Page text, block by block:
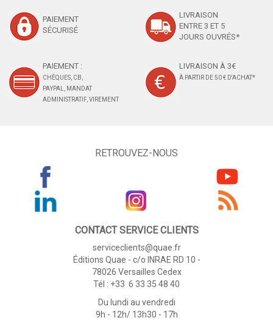
PAIEMENT
SÉCURISÉ
LIVRAISON
ENTRE 3 ET 5
JOURS OUVRÉS*
PAIEMENT :
CHÈQUES, CB,
PAYPAL, MANDAT
ADMINISTRATIF, VIREMENT
LIVRAISON À 3€
À PARTIR DE 50 € D'ACHAT*
RETROUVEZ-NOUS
CONTACT SERVICE CLIENTS
serviceclients@quae.fr
Éditions Quae - c/o INRAE RD 10 -
78026 Versailles Cedex
Tél : +33 6 33 35 48 40
Du lundi au vendredi
9h - 12h/ 13h30 - 17h